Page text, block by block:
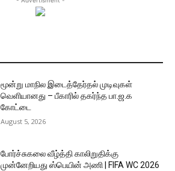
மூன்று மாநில இடைத்தேர்தல் முடிவுகள்
வெளியானது – பீகாரில் தகர்ந்த பா.ஜ.க
கோட்டை
August 5, 2026
போர்ச்சுகலை வீழ்த்தி காலிறுதிக்கு
முன்னேறியது ஸ்பெயின் அணி | FIFA WC 2026